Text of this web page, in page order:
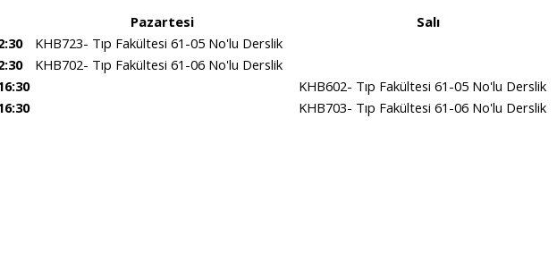
Pazartesi Salı
KHB723- Tıp Fakültesi 61-05 No'lu Derslik
KHB702- Tıp Fakültesi 61-06 No'lu Derslik
KHB602- Tıp Fakültesi 61-05 No'lu Derslik
KHB703- Tıp Fakültesi 61-06 No'lu Derslik